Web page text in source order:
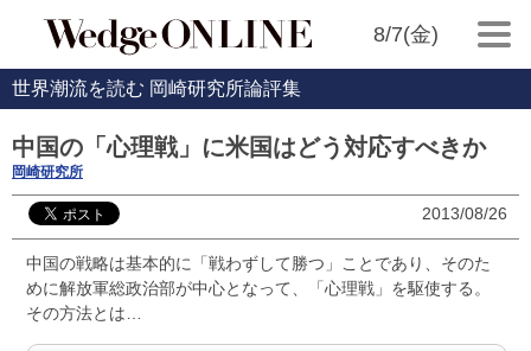
8/7(金)
世界潮流を読む 岡崎研究所論評集
中国の「心理戦」に米国はどう対応すべきか
岡崎研究所
2013/08/26
中国の戦略は基本的に「戦わずして勝つ」ことであり、そのた
めに解放軍総政治部が中心となって、「心理戦」を駆使する。
その方法とは…